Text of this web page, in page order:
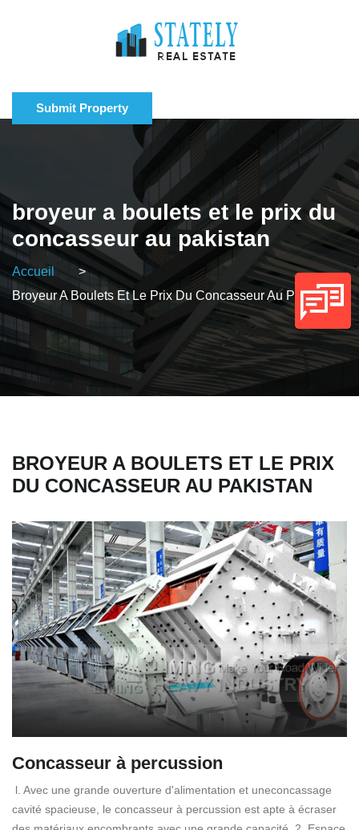
Submit Property
broyeur a boulets et le prix du
concasseur au pakistan
Accueil
>
Broyeur A Boulets Et Le Prix Du Concasseur Au Pakistan
BROYEUR A BOULETS ET LE PRIX
DU CONCASSEUR AU PAKISTAN
Concasseur à percussion
l. Avec une grande ouverture d'alimentation et uneconcassage
cavité spacieuse, le concasseur à percussion est apte à écraser